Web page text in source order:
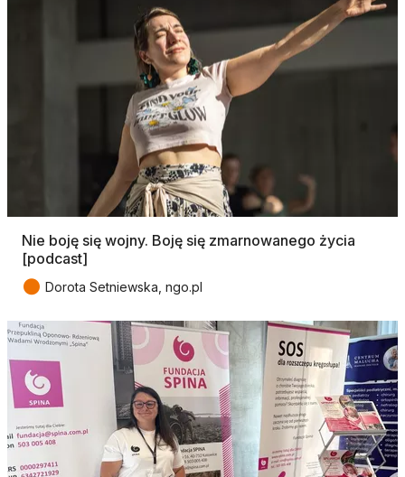
Nie boję się wojny. Boję się zmarnowanego życia
[podcast]
● Dorota Setniewska, ngo.pl